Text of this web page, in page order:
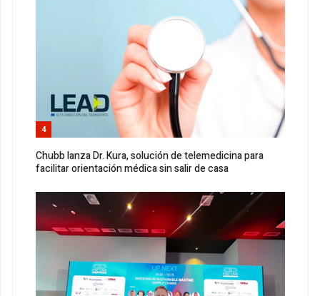
4
Chubb lanza Dr. Kura, solución de telemedicina para
facilitar orientación médica sin salir de casa